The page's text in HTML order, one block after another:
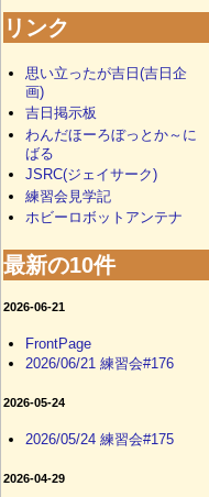
リンク
思い立ったが吉日(吉日企
画)
吉日掲示板
わんだほーろぼっとか～に
ばる
JSRC(ジェイサーク)
練習会見学記
ホビーロボットアンテナ
最新の10件
2026-06-21
FrontPage
2026/06/21 練習会#176
2026-05-24
2026/05/24 練習会#175
2026-04-29